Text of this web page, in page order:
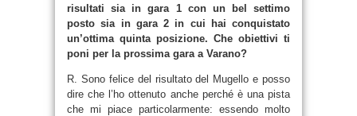
risultati sia in gara 1 con un bel settimo
posto sia in gara 2 in cui hai conquistato
un’ottima quinta posizione. Che obiettivi ti
poni per la prossima gara a Varano?
R. Sono felice del risultato del Mugello e posso
dire che l’ho ottenuto anche perché è una pista
che mi piace particolarmente: essendo molto